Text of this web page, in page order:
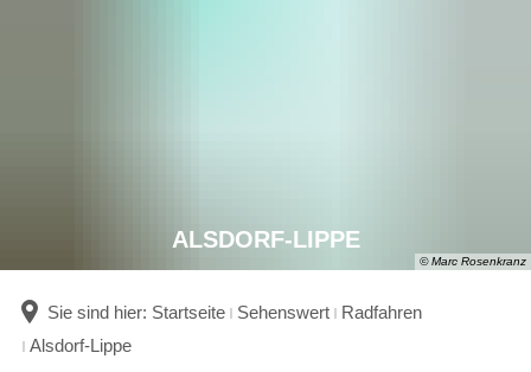
© Marc Rosenkranz
ALSDORF-LIPPE
Sie sind hier: Startseite Sehenswert
Radfahren
Alsdorf-Lippe